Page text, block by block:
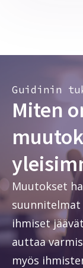
Guidinin
Miten
Muutokset
ihmiset
auttaa
myös